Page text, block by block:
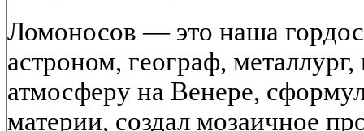
Ломоносов — это наша
астроном, географ,
атмосферу на Венере,
материи, создал мозаичное